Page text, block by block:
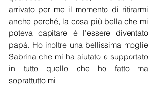
arrivato per me il momento di ritirarmi
anche perché, la cosa più bella che mi
poteva capitare è l’essere diventato
papà. Ho inoltre una bellissima moglie
Sabrina che mi ha aiutato e supportato
in tutto quello che ho fatto ma
soprattutto mi